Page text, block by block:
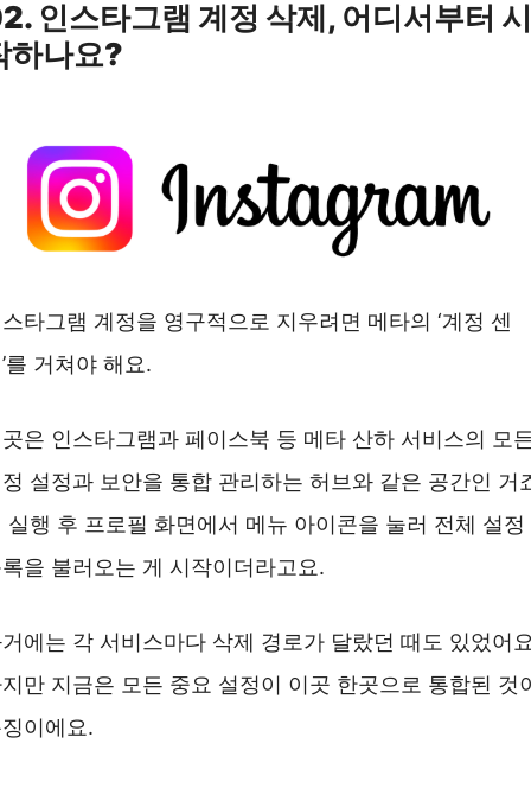
인스타그램 계정 삭제, 어디서부터 시
하나요?
타그램 계정을 영구적으로 지우려면 메타의 ‘계정 센
를 거쳐야 해요.
은 인스타그램과 페이스북 등 메타 산하 서비스의 모
설정과 보안을 통합 관리하는 허브와 같은 공간인 거
실행 후 프로필 화면에서 메뉴 아이콘을 눌러 전체 설정
을 불러오는 게 시작이더라고요.
에는 각 서비스마다 삭제 경로가 달랐던 때도 있었어
만 지금은 모든 중요 설정이 이곳 한곳으로 통합된 것
이에요.